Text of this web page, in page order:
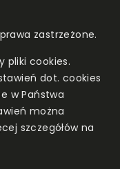
zastrzeżone.
pliki cookies.
dot. cookies
w Państwa
można
szczegółów na